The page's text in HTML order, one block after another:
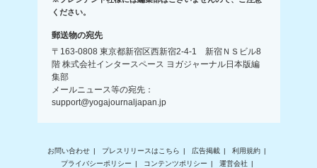
ください。
郵送物の宛先
〒163-0808 東京都新宿区西新宿2-4-1 新宿ＮＳビル8
階 株式会社インタースペース ヨガジャーナル日本版編
集部
メールニュース等の宛先：
support@yogajournaljapan.jp
お問い合わせ プレスリリースはこちら 広告掲載
利用規約
プライバシーポリシー
コンテンツポリシー 運営会社